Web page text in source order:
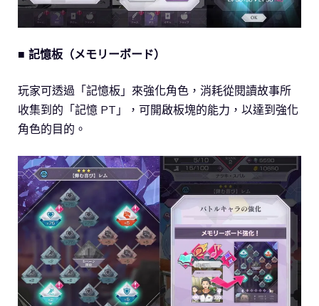
■ 記憶板（メモリーボード）
玩家可透過「記憶板」來強化角色，消耗從閱讀故事所
收集到的「記憶 PT」，可開啟板塊的能力，以達到強化
角色的目的。